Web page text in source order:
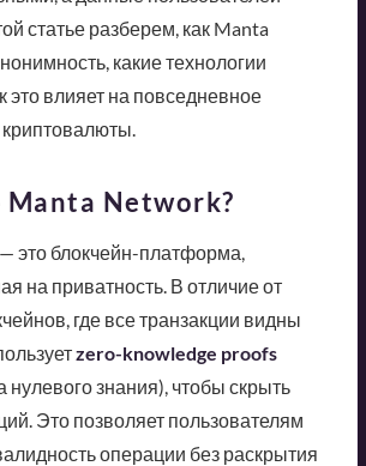
статье разберем, как Manta
какие технологии
это влияет на повседневное
Manta Network?
это блокчейн-платформа,
на приватность. В отличие от
где все транзакции видны
zero-knowledge proofs
нулевого знания), чтобы скрыть
Это позволяет пользователям
операции без раскрытия